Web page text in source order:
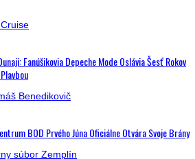
Fanúšikovia Depeche Mode Oslávia Šesť Rokov
BOD Prvého Júna Oficiálne Otvára Svoje Brány